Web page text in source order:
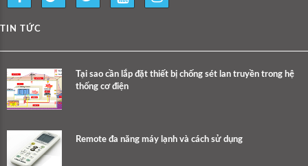
TIN TỨC
Tại sao cần lắp đặt thiết bị chống sét lan truyền trong hệ
thống cơ điện
Remote đa năng máy lạnh và cách sử dụng